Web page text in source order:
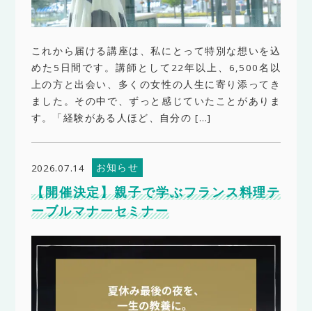
これから届ける講座は、私にとって特別な想いを込
めた5日間です。講師として22年以上、6,500名以
上の方と出会い、多くの女性の人生に寄り添ってき
ました。その中で、ずっと感じていたことがありま
す。「経験がある人ほど、自分の […]
2026.07.14 お知らせ
【開催決定】親子で学ぶフランス料理テ
ーブルマナーセミナー